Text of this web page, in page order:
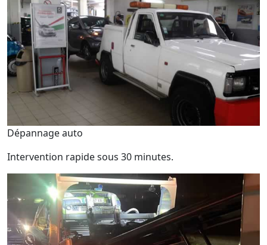
Dépannage auto
Intervention rapide sous 30 minutes.